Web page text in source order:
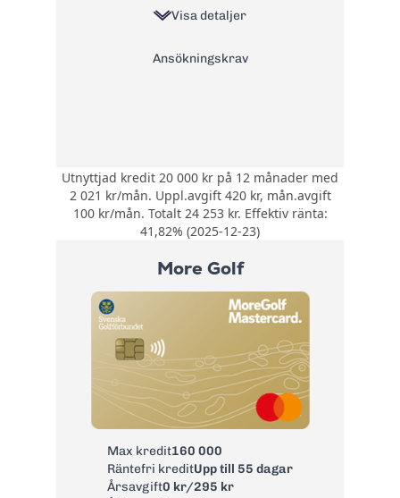
Läs mer om Coop Mastercard
Visa detaljer
Ansökningskrav
Bonus:
Ingen bonus
Försäkring:
Ingen inkluderad
Årsavgift:
0 kr
referansränta
Effektiv ränta:
41,82%
Kontantuttag i
bankomat:
Kontantuttag i
0 kr
pappersfaktura:
0 kr
Valutapåslag:
2%
Påminnelseavgift:
60 kr
Utnyttjad kredit 20 000 kr på 12 månader med
2 021 kr/mån. Uppl.avgift 420 kr, mån.avgift
100 kr/mån. Totalt 24 253 kr. Effektiv ränta:
41,82% (2025-12-23)
More Golf
Max kredit160 000
Räntefri kreditUpp till 55 dagar
Årsavgift0 kr/295 kr